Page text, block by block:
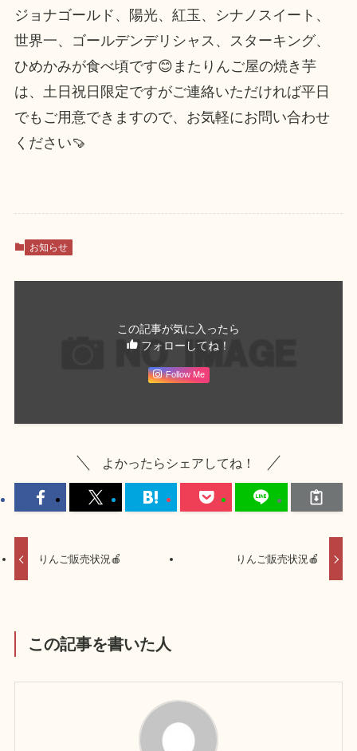
ジョナゴールド、陽光、紅玉、シナノスイート、
世界一、ゴールデンデリシャス、スターキング、
ひめかみが食べ頃です😊またりんご屋の焼き芋
は、土日祝日限定ですがご連絡いただければ平日
でもご用意できますので、お気軽にお問い合わせ
ください🍠
お知らせ
この記事が気に入ったら
フォローしてね！
Follow Me
よかったらシェアしてね！
りんご販売状況🍎 りんご販売状況🍎
この記事を書いた人